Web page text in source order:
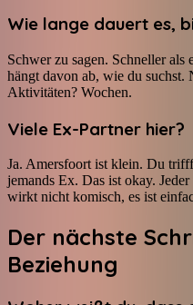
Wie lange dauert es,
Schwer zu sagen. Schneller
hängt davon ab, wie du
Aktivitäten? Wochen.
Viele Ex-Partner hier?
Ja. Amersfoort ist klein. Du
jemands Ex. Das ist okay.
wirkt nicht komisch, es ist
Der nächste
Beziehung